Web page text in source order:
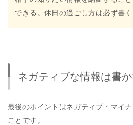
できる。休日の過ごし方は必ず書く
ネガティブな情報は書
最後のポイントはネガティブ・マイ
ことです。